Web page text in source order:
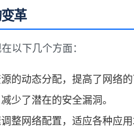
革
以下几个方面：
的动态分配，提高了网络的
少了潜在的安全漏洞。
整网络配置，适应各种应用